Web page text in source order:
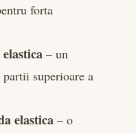
forta
– un
superioare a
elastica – o